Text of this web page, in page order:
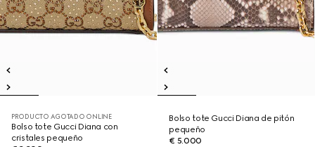
PRODUCTO AGOTADO ONLINE
Bolso tote Gucci Diana con
cristales pequeño
Bolso tote Gucci Diana de pitón
pequeño
€ 5.000